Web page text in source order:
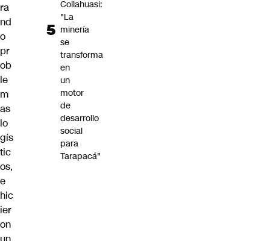
ra
nd
o
pr
ob
le
m
as
lo
gís
tic
os,
e
hic
ier
on
Collahuasi:
"La
minería
se
transforma
en
un
motor
de
desarrollo
social
para
Tarapacá"